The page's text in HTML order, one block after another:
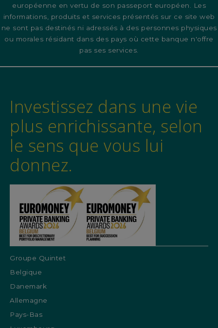
européenne en vertu de son passeport européen. Les
informations, produits et services présentés sur ce site web
ne sont pas destinés ni adressés à des personnes physiques
ou morales résidant dans des pays où cette banque n'offre
pas ses services.
Investissez dans une vie
plus enrichissante, selon
le sens que vous lui
donnez.
Groupe Quintet
Belgique
Danemark
Allemagne
Pays-Bas